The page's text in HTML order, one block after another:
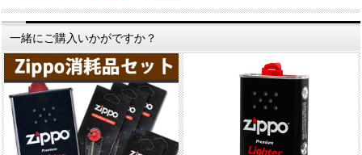
一緒にご購入いかがですか？